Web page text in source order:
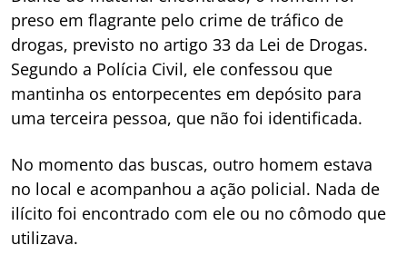
preso em flagrante pelo crime de tráfico de
drogas, previsto no artigo 33 da Lei de Drogas.
Segundo a Polícia Civil, ele confessou que
mantinha os entorpecentes em depósito para
uma terceira pessoa, que não foi identificada.
No momento das buscas, outro homem estava
no local e acompanhou a ação policial. Nada de
ilícito foi encontrado com ele ou no cômodo que
utilizava.